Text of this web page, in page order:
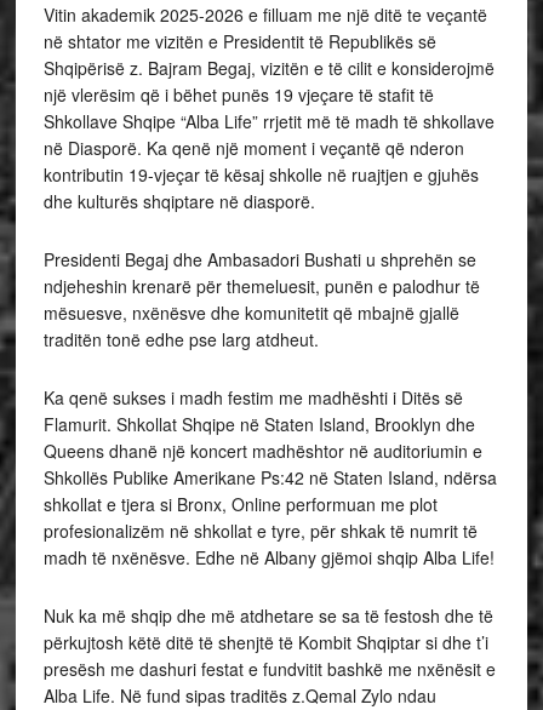
Vitin akademik 2025-2026 e filluam me një ditë te veçantë
në shtator me vizitën e Presidentit të Republikës së
Shqipërisë z. Bajram Begaj, vizitën e të cilit e konsiderojmë
një vlerësim që i bëhet punës 19 vjeçare të stafit të
Shkollave Shqipe “Alba Life” rrjetit më të madh të shkollave
në Diasporë. Ka qenë një moment i veçantë që nderon
kontributin 19-vjeçar të kësaj shkolle në ruajtjen e gjuhës
dhe kulturës shqiptare në diasporë.
Presidenti Begaj dhe Ambasadori Bushati u shprehën se
ndjeheshin krenarë për themeluesit, punën e palodhur të
mësuesve, nxënësve dhe komunitetit që mbajnë gjallë
traditën tonë edhe pse larg atdheut.
Ka qenë sukses i madh festim me madhështi i Ditës së
Flamurit. Shkollat Shqipe në Staten Island, Brooklyn dhe
Queens dhanë një koncert madhështor në auditoriumin e
Shkollës Publike Amerikane Ps:42 në Staten Island, ndërsa
shkollat e tjera si Bronx, Online performuan me plot
profesionalizëm në shkollat e tyre, për shkak të numrit të
madh të nxënësve. Edhe në Albany gjëmoi shqip Alba Life!
Nuk ka më shqip dhe më atdhetare se sa të festosh dhe të
përkujtosh këtë ditë të shenjtë të Kombit Shqiptar si dhe t’i
presësh me dashuri festat e fundvitit bashkë me nxënësit e
Alba Life. Në fund sipas traditës z.Qemal Zylo ndau